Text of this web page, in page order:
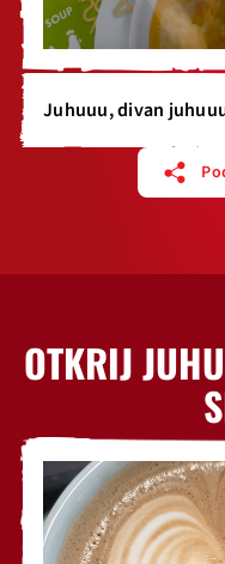
Juhuuu, divan
OTKRIJ